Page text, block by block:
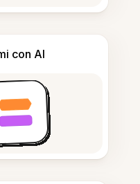
con AI